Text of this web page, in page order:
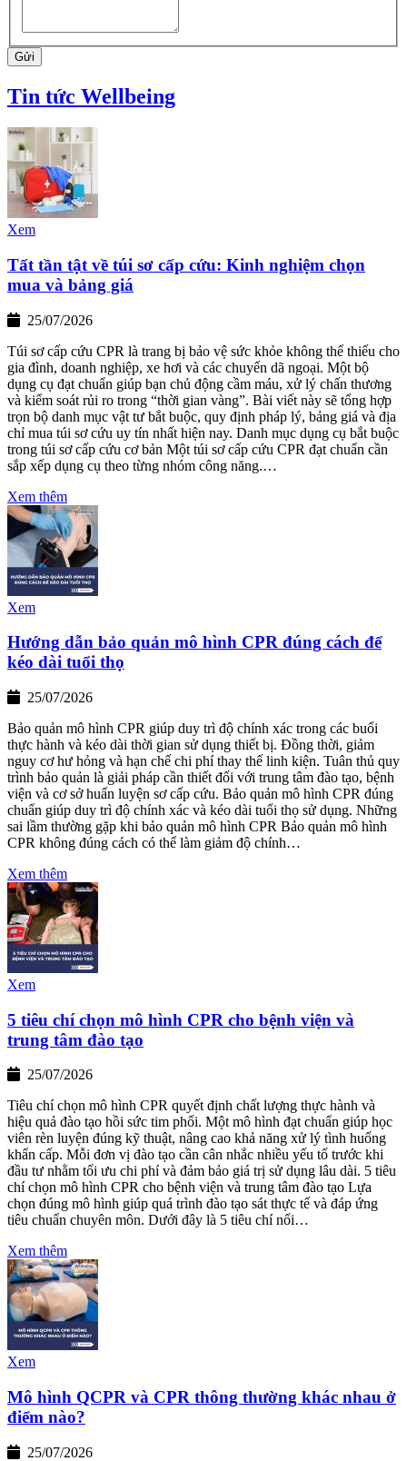
Gửi
Tin tức Wellbeing
Xem
Tất tần tật về túi sơ cấp cứu: Kinh nghiệm chọn
mua và bảng giá
25/07/2026
Túi sơ cấp cứu CPR là trang bị bảo vệ sức khỏe không thể thiếu cho
gia đình, doanh nghiệp, xe hơi và các chuyến dã ngoại. Một bộ
dụng cụ đạt chuẩn giúp bạn chủ động cầm máu, xử lý chấn thương
và kiểm soát rủi ro trong “thời gian vàng”. Bài viết này sẽ tổng hợp
trọn bộ danh mục vật tư bắt buộc, quy định pháp lý, bảng giá và địa
chỉ mua túi sơ cứu uy tín nhất hiện nay. Danh mục dụng cụ bắt buộc
trong túi sơ cấp cứu cơ bản Một túi sơ cấp cứu CPR đạt chuẩn cần
sắp xếp dụng cụ theo từng nhóm công năng.…
Xem thêm
Xem
Hướng dẫn bảo quản mô hình CPR đúng cách để
kéo dài tuổi thọ
25/07/2026
Bảo quản mô hình CPR giúp duy trì độ chính xác trong các buổi
thực hành và kéo dài thời gian sử dụng thiết bị. Đồng thời, giảm
nguy cơ hư hỏng và hạn chế chi phí thay thế linh kiện. Tuân thủ quy
trình bảo quản là giải pháp cần thiết đối với trung tâm đào tạo, bệnh
viện và cơ sở huấn luyện sơ cấp cứu. Bảo quản mô hình CPR đúng
chuẩn giúp duy trì độ chính xác và kéo dài tuổi thọ sử dụng. Những
sai lầm thường gặp khi bảo quản mô hình CPR Bảo quản mô hình
CPR không đúng cách có thể làm giảm độ chính…
Xem thêm
Xem
5 tiêu chí chọn mô hình CPR cho bệnh viện và
trung tâm đào tạo
25/07/2026
Tiêu chí chọn mô hình CPR quyết định chất lượng thực hành và
hiệu quả đào tạo hồi sức tim phổi. Một mô hình đạt chuẩn giúp học
viên rèn luyện đúng kỹ thuật, nâng cao khả năng xử lý tình huống
khẩn cấp. Mỗi đơn vị đào tạo cần cân nhắc nhiều yếu tố trước khi
đầu tư nhằm tối ưu chi phí và đảm bảo giá trị sử dụng lâu dài. 5 tiêu
chí chọn mô hình CPR cho bệnh viện và trung tâm đào tạo Lựa
chọn đúng mô hình giúp quá trình đào tạo sát thực tế và đáp ứng
tiêu chuẩn chuyên môn. Dưới đây là 5 tiêu chí nổi…
Xem thêm
Xem
Mô hình QCPR và CPR thông thường khác nhau ở
điểm nào?
25/07/2026